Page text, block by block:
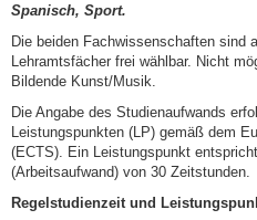
Spanisch, Sport.
Die beiden Fachwissenschaften sind
Lehramtsfächer frei wählbar. Nicht
Bildende Kunst/Musik.
Die Angabe des Studienaufwands
Leistungspunkten (LP) gemäß dem
(ECTS). Ein Leistungspunkt
(Arbeitsaufwand) von 30 Zeitstunden.
Regelstudienzeit und